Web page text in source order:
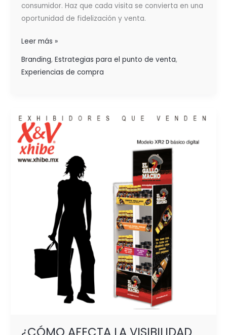
consumidor. Haz que cada visita se convierta en una
oportunidad de fidelización y venta.
Leer más »
Branding, Estrategias para el punto de venta,
Experiencias de compra
¿CÓMO
AFECTA
LA
VISIBILIDAD
DEL
CRECIMIENTO
MARCA?